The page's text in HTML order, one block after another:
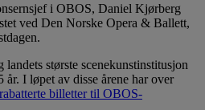
i OBOS, Daniel Kjørberg
ved Den Norske Opera & Ballett,
største scenekunstinstitusjon
år. I løpet av disse årene har over
rabatterte billetter til OBOS-